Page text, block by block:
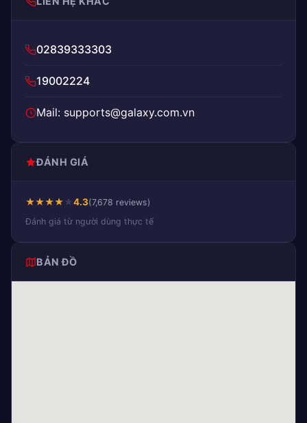
02839333303
19002224
Mail: supports@galaxy.com.vn
ĐÁNH GIÁ
★★★★★4.3(7,678 reviews)
Đánh giá từ người dùng thực tế
BẢN ĐỒ